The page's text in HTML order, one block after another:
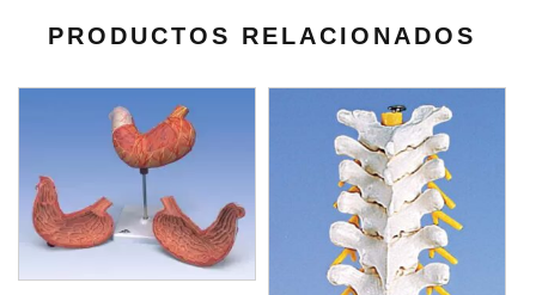
PRODUCTOS RELACIONADOS